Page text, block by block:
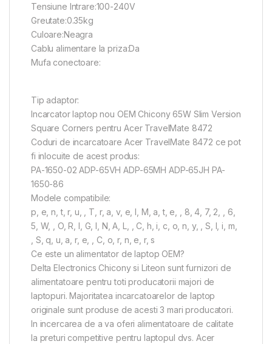
Tensiune Intrare:100-240V
Greutate:0.35kg
Culoare:Neagra
Cablu alimentare la priza:Da
Mufa conectoare:
Tip adaptor:
Incarcator laptop nou OEM Chicony 65W Slim Version
Square Corners pentru Acer TravelMate 8472
Coduri de incarcatoare Acer TravelMate 8472 ce pot
fi inlocuite de acest produs:
PA-1650-02 ADP-65VH ADP-65MH ADP-65JH PA-
1650-86
Modele compatibile:
p, e, n, t, r, u, , T, r, a, v, e, l, M, a, t, e, , 8, 4, 7, 2, , 6,
5, W, , O, R, I, G, I, N, A, L, , C, h, i, c, o, n, y, , S, l, i, m,
, S, q, u, a, r, e, , C, o, r, n, e, r, s
Ce este un alimentator de laptop OEM?
Delta Electronics Chicony si Liteon sunt furnizori de
alimentatoare pentru toti producatorii majori de
laptopuri. Majoritatea incarcatoarelor de laptop
originale sunt produse de acesti 3 mari producatori.
In incercarea de a va oferi alimentatoare de calitate
la preturi competitive pentru laptopul dvs. Acer